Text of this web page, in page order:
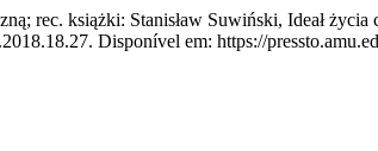
rec. książki: Stanisław Suwiński, Ideał
Disponível em: https://